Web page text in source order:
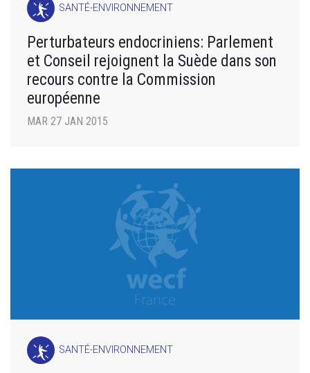
SANTÉ-ENVIRONNEMENT
Perturbateurs endocriniens: Parlement
et Conseil rejoignent la Suède dans son
recours contre la Commission
européenne
MAR 27 JAN 2015
SANTÉ-ENVIRONNEMENT